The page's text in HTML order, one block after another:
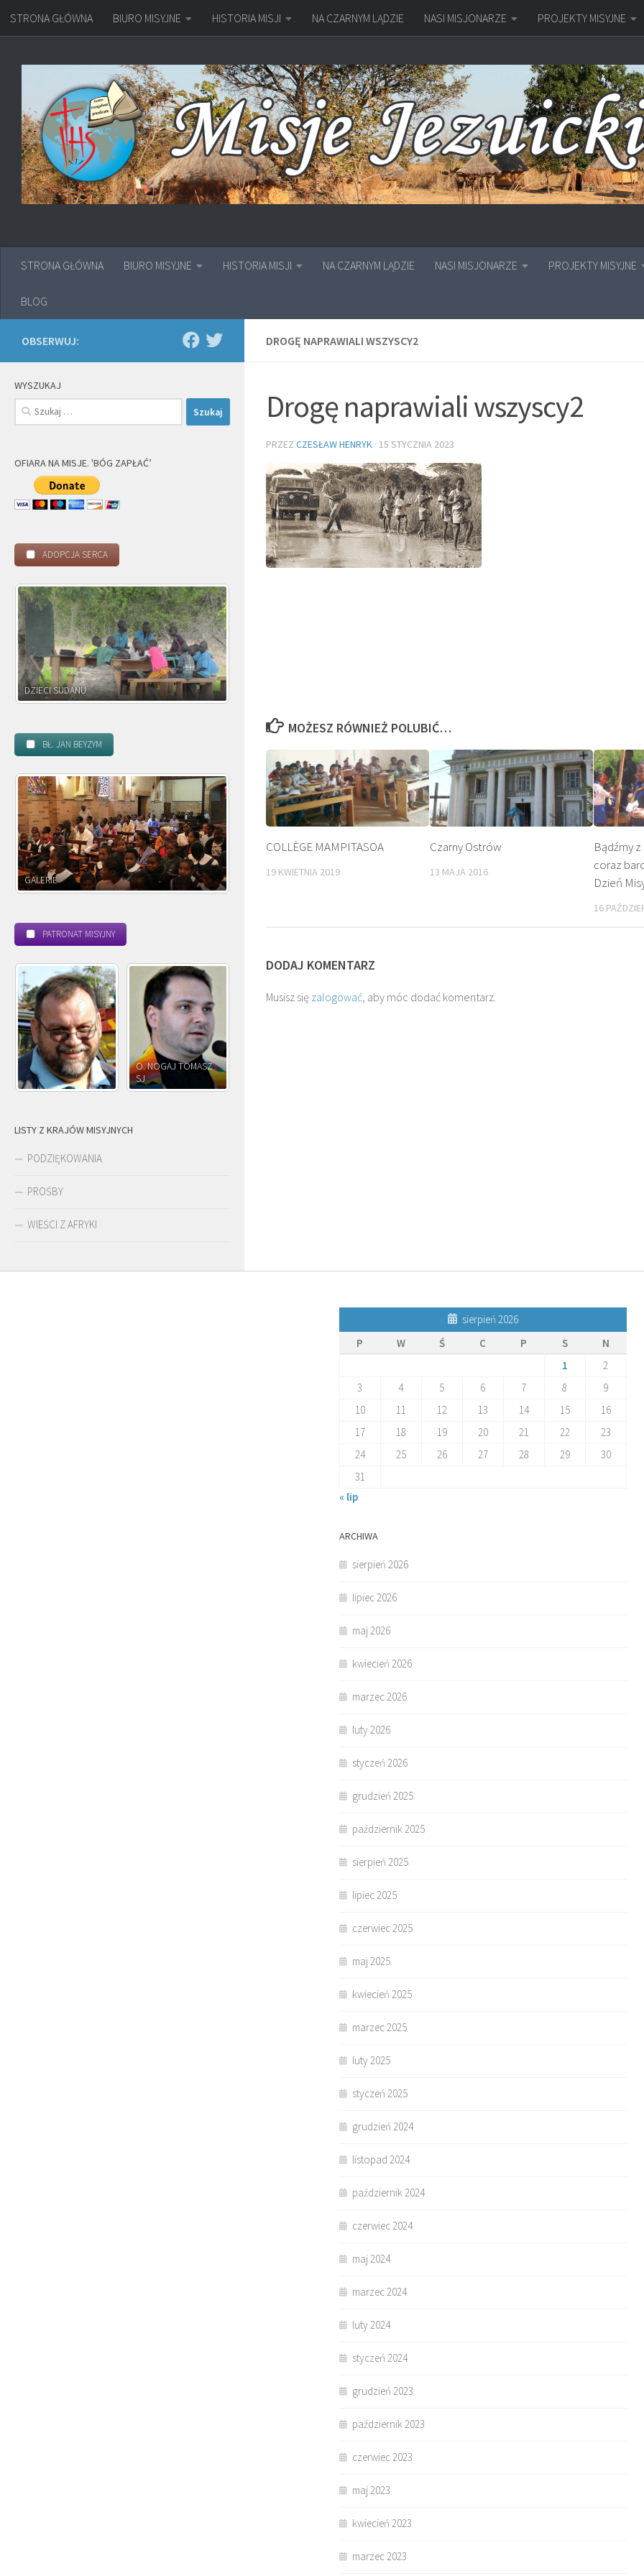
Przejdź do treści
STRONA GŁÓWNA BIURO MISYJNE HISTORIA MISJI NA CZARNYM LĄDZIE NASI MISJONARZE PROJEKTY MISYJNE
STRONA GŁÓWNA BIURO MISYJNE HISTORIA MISJI NA CZARNYM LĄDZIE NASI MISJONARZE PROJEKTY MISYJNE
BLOG
DROGĘ NAPRAWIALI WSZYSCY2
Drogę naprawiali wszyscy2
PRZEZ CZESŁAW HENRYK · 15 STYCZNIA 2023
MOŻESZ RÓWNIEŻ POLUBIĆ…
COLLÈGE MAMPITASOA
19 KWIETNIA 2019
Czarny Ostrów
13 MAJA 2016
Bądźmy
coraz
Dzień
16
DODAJ KOMENTARZ
Musisz się zalogować, aby móc dodać komentarz.
OBSERWUJ:
WYSZUKAJ
Szukaj:
OFIARA NA MISJE. 'BÓG ZAPŁAĆ’
ADOPCJA SERCA
DZIECI ZAMBII
BŁ. JAN BEYZYM
POWOŁANIE MISYJNE
PATRONAT MISYJNY
O. NOGAJ TOMASZ
SJ
O. JÓZEF OLEKSY SJ
LISTY Z KRAJÓW MISYJNYCH
PODZIĘKOWANIA
PROŚBY
WIEŚCI Z AFRYKI
sierpień 2026
P
W Ś C P S
N
1
2
3
4 5 6 7 8
9
10
11 12 13 14 15
16
17
18 19 20 21 22
23
24
25 26 27 28 29
30
31
« lip
ARCHIWA
sierpień 2026
lipiec 2026
maj 2026
kwiecień 2026
marzec 2026
luty 2026
styczeń 2026
grudzień 2025
październik 2025
sierpień 2025
lipiec 2025
czerwiec 2025
maj 2025
kwiecień 2025
marzec 2025
luty 2025
styczeń 2025
grudzień 2024
listopad 2024
październik 2024
czerwiec 2024
maj 2024
marzec 2024
luty 2024
styczeń 2024
grudzień 2023
październik 2023
czerwiec 2023
maj 2023
kwiecień 2023
marzec 2023